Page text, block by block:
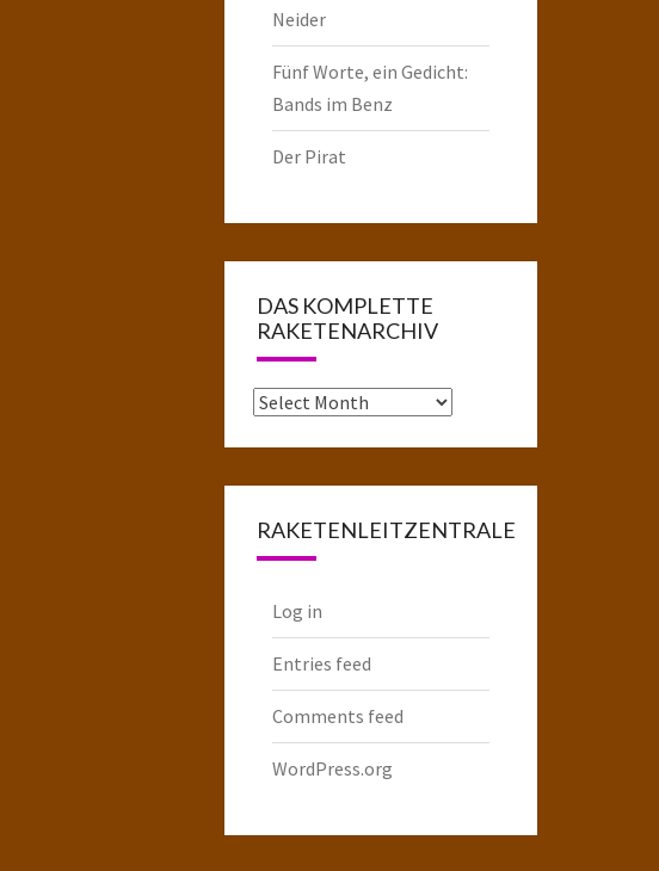
Neider
Fünf Worte, ein Gedicht:
Bands im Benz
Der Pirat
DAS KOMPLETTE
RAKETENARCHIV
Das
RAKETENLEITZENTRALE
Log in
Entries feed
Comments feed
WordPress.org